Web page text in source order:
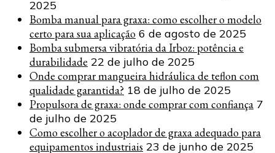
2025
Bomba manual para graxa: como escolher o modelo
certo para sua aplicação 6 de agosto de 2025
Bomba submersa vibratória da Irboz: potência e
durabilidade 22 de julho de 2025
Onde comprar mangueira hidráulica de teflon com
qualidade garantida? 18 de julho de 2025
Propulsora de graxa: onde comprar com confiança 7
de julho de 2025
Como escolher o acoplador de graxa adequado para
equipamentos industriais 23 de junho de 2025